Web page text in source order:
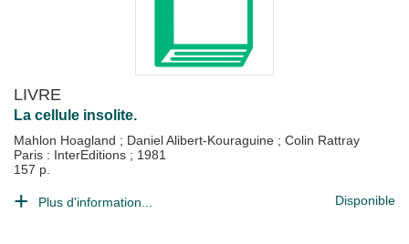
LIVRE
La cellule insolite.
Mahlon Hoagland ; Daniel Alibert-Kouraguine ; Colin Rattray
Paris : InterEditions ; 1981
157 p.
Plus d'information... Disponible